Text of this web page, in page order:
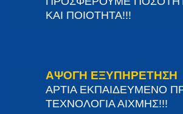
ΚΑΙ ΠΟΙΟΤΗΤΑ!!!
ΑΨΟΓΗ ΕΞΥΠΗΡΕΤΗΣΗ
ΑΡΤΙΑ ΕΚΠΑΙΔΕΥΜΕΝΟ
ΤΕΧΝΟΛΟΓΙΑ ΑΙΧΜΗΣ!!!